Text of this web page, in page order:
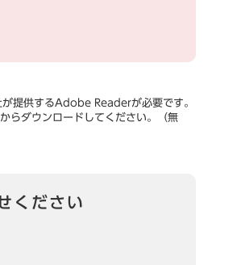
提供するAdobe Readerが必要です。
らダウンロードしてください。（無
ください